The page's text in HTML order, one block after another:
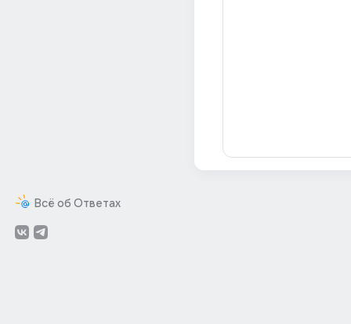
Всё об Ответах